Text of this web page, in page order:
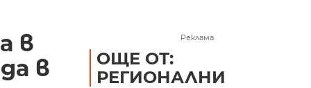
в
в
Реклама
ОЩЕ ОТ:
РЕГИОНАЛНИ